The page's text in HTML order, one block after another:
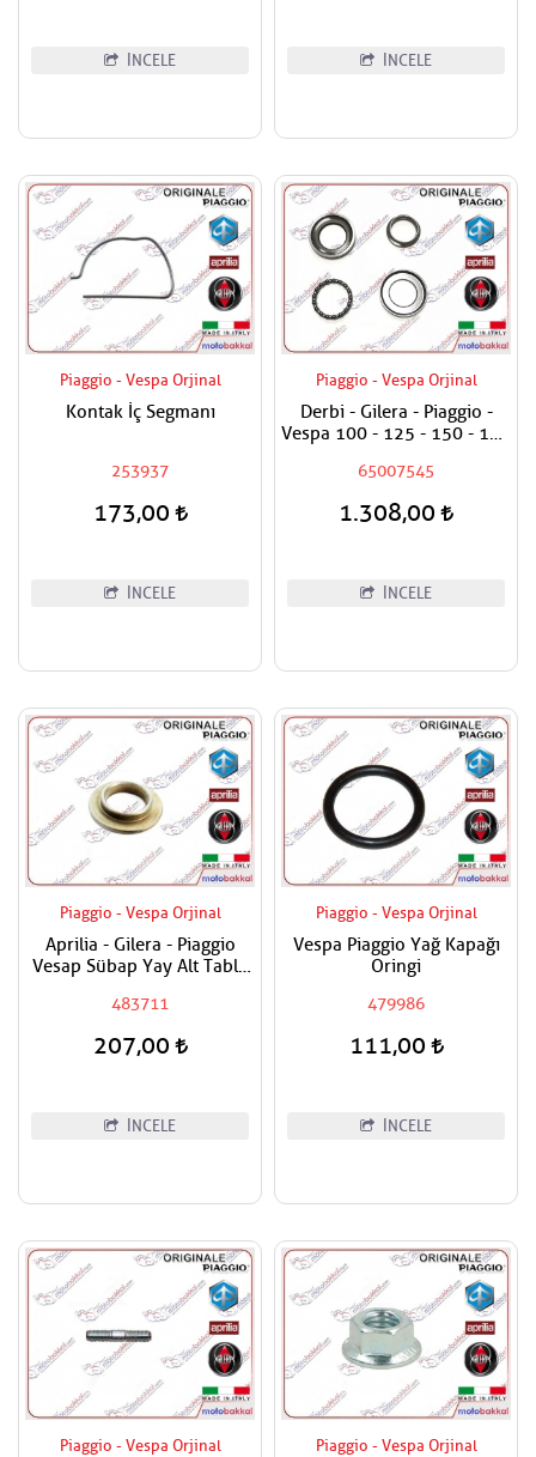
İNCELE İNCELE
Piaggio - Vespa Orjinal
Kontak İç Segmanı
253937
173,00
İNCELE
Piaggio - Vespa Orjinal
Derbi - Gilera - Piaggio -
Vespa 100 - 125 - 150 - 180
Maşa Rulman Set Alt - Furş
Rulman Set Alt
65007545
1.308,00
İNCELE
Piaggio - Vespa Orjinal
Aprilia - Gilera - Piaggio
Vesap Sübap Yay Alt Tabla
483711
207,00
İNCELE
Piaggio - Vespa Orjinal
Vespa Piaggio Yağ Kapağı
Oringi
479986
111,00
İNCELE
Piaggio - Vespa Orjinal Piaggio - Vespa Orjinal